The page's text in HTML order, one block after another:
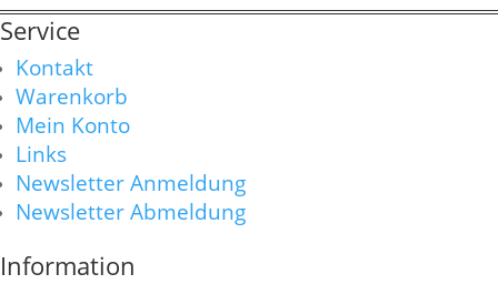
Service
Kontakt
Warenkorb
Mein Konto
Links
Newsletter Anmeldung
Newsletter Abmeldung
Information